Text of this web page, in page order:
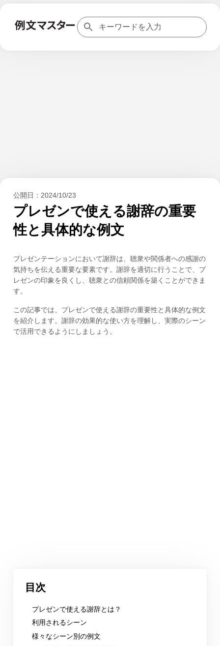
公開日： 2024/10/23
プレゼンで使える謝辞の重要
性と具体的な例文
プレゼンテーションにおいて謝辞は、聴衆や関係者への感謝の
気持ちを伝える重要な要素です。謝辞を適切に行うことで、プ
レゼンの印象を良くし、聴衆との信頼関係を築くことができま
す。
この記事では、プレゼンで使える謝辞の重要性と具体的な例文
を紹介します。謝辞の効果的な使い方を理解し、実際のシーン
で活用できるようにしましょう。
目次
プレゼンで使える謝辞とは？
利用されるシーン
様々なシーン別の例文